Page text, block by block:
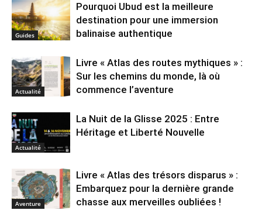
Guides
Pourquoi Ubud est la meilleure
destination pour une immersion
balinaise authentique
Actualité
Livre « Atlas des routes mythiques » :
Sur les chemins du monde, là où
commence l’aventure
Actualité
La Nuit de la Glisse 2025 : Entre
Héritage et Liberté Nouvelle
Aventure
Livre « Atlas des trésors disparus » :
Embarquez pour la dernière grande
chasse aux merveilles oubliées !